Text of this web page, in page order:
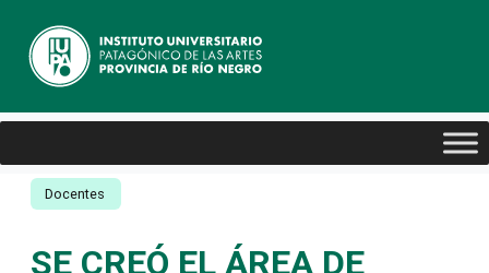
Docentes
SE CREÓ EL ÁREA DE